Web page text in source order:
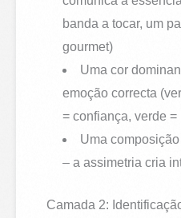
banda a tocar, um
gourmet)
Uma cor
emoção correcta
= confiança, verde =
Uma
– a assimetria cria
Camada 2: